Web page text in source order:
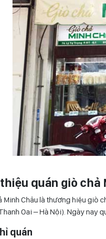
quán giò chả
Minh Châu là thương hiệu giò
Oai – Hà Nội). Ngày nay
quán